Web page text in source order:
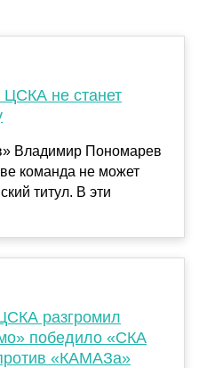
не станет
Владимир Пономарев
команда не может
титул. В эти
разгромил
победило «СКА
«КАМАЗа»